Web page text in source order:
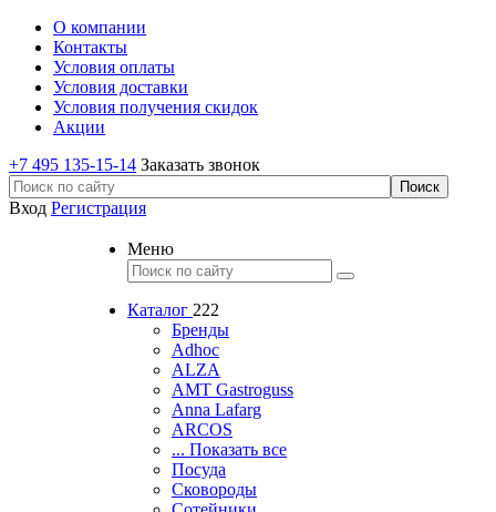
О компании
Контакты
Условия оплаты
Условия доставки
Условия получения скидок
Акции
+7 495 135-15-14 Заказать звонок
Вход Регистрация
Меню
Каталог 222
Бренды
Adhoc
ALZA
AMT Gastroguss
Anna Lafarg
ARCOS
... Показать все
Посуда
Сковороды